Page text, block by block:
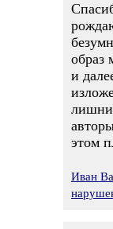
образ
и
этом
Иван